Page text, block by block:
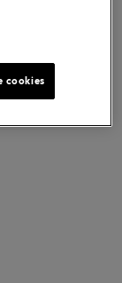
cookies